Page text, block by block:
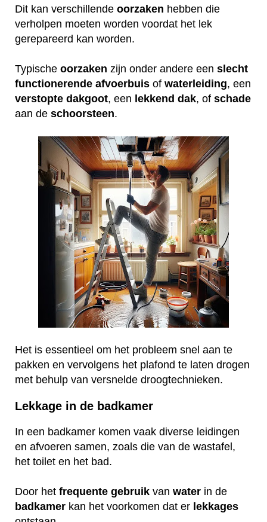
Dit kan verschillende oorzaken hebben die
verholpen moeten worden voordat het lek
gerepareerd kan worden.
Typische oorzaken zijn onder andere een slecht
functionerende afvoerbuis of waterleiding, een
verstopte dakgoot, een lekkend dak, of schade
aan de schoorsteen.
Het is essentieel om het probleem snel aan te
pakken en vervolgens het plafond te laten drogen
met behulp van versnelde droogtechnieken.
Lekkage in de badkamer
In een badkamer komen vaak diverse leidingen
en afvoeren samen, zoals die van de wastafel,
het toilet en het bad.
Door het frequente gebruik van water in de
badkamer kan het voorkomen dat er lekkages